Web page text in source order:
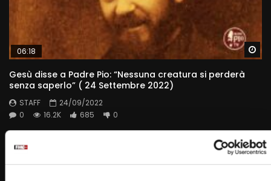
06:18
Gesù disse a Padre Pio: “Nessuna creatura si perderà
senza saperlo” ( 24 Settembre 2022)
STAFF
24/09/2022
0
16.2K 685 0